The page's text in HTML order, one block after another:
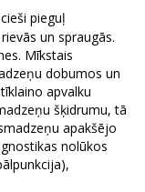
pieguļ
un spraugās.
Mīkstais
dobumos un
apvalku
šķidrumu, tā
apakšējo
nolūkos